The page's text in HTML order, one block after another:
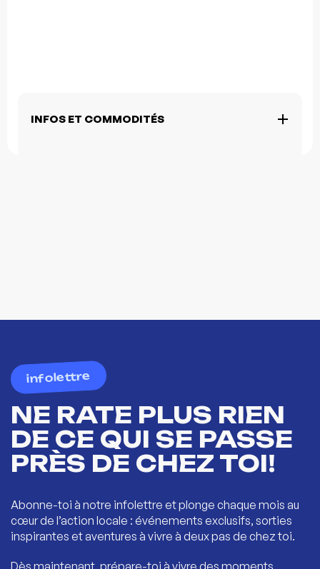
INFOS ET COMMODITÉS
infolettre
NE RATE PLUS RIEN
DE CE QUI SE PASSE
PRÈS DE CHEZ TOI!
Abonne-toi à notre infolettre et plonge chaque mois au
cœur de l’action locale : événements exclusifs, sorties
inspirantes et aventures à vivre à deux pas de chez toi.